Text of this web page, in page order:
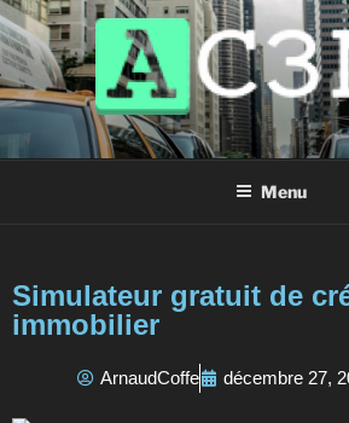
AC3M
Annuaire des meilleurs sites à visiter !
Menu
Simulateur gratuit de
immobilier
ArnaudCoffe décembre 27,